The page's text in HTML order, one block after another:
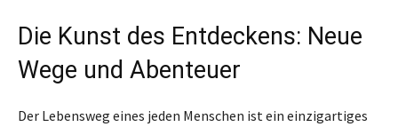
Die Kunst des Entdeckens: Neue
Wege und Abenteuer
Der Lebensweg eines jeden Menschen ist ein einzigartiges